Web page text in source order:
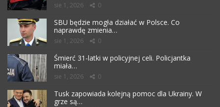
sie 1, 2026 0
SBU będzie mogła działać w Polsce. Co
naprawdę zmienia…
sie 1, 2026 0
Śmierć 31-latki w policyjnej celi. Policjantka
miała…
sie 1, 2026 0
Tusk zapowiada kolejną pomoc dla Ukrainy. W
grze są…